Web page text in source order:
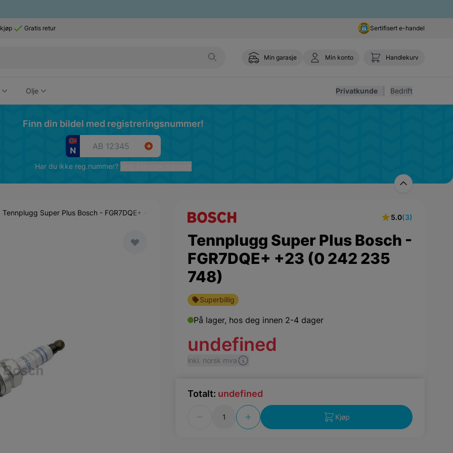
Gratis retur Sertifisert e-handel
Min garasje Min konto Handlekurv
Olje Privatkunde Bedrift
Finn din bildel med registreringsnummer!
Har du ikke reg.nummer?
Tennplugg Super Plus Bosch - FGR7DQE+ +23 (0 242 235 748) Reservedeler
5.0(3)
Tennplugg Super Plus Bosch -
FGR7DQE+ +23 (0 242 235
748)
Superbillig
På lager, hos deg innen 2-4 dager
Totalt: undefined
Kjøp
undefined
inkl. norsk mva